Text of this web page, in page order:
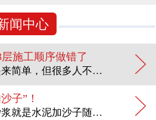
闻中心
施工顺序做错了
抹面砂浆施工看起来简单，但很多人不知道：抹面砂浆要分3层施工，每层的配比和功能完全不同。做错一层，整面墙都可能空鼓脱落。The construction of plastering...
子”！
很多人以为抹面砂浆就是水泥加沙子随便拌一拌。这个认知大错特错。抹面砂浆有明确的分类和用途，用错了轻则墙面不平，重则空鼓脱落。Many people think that plast...